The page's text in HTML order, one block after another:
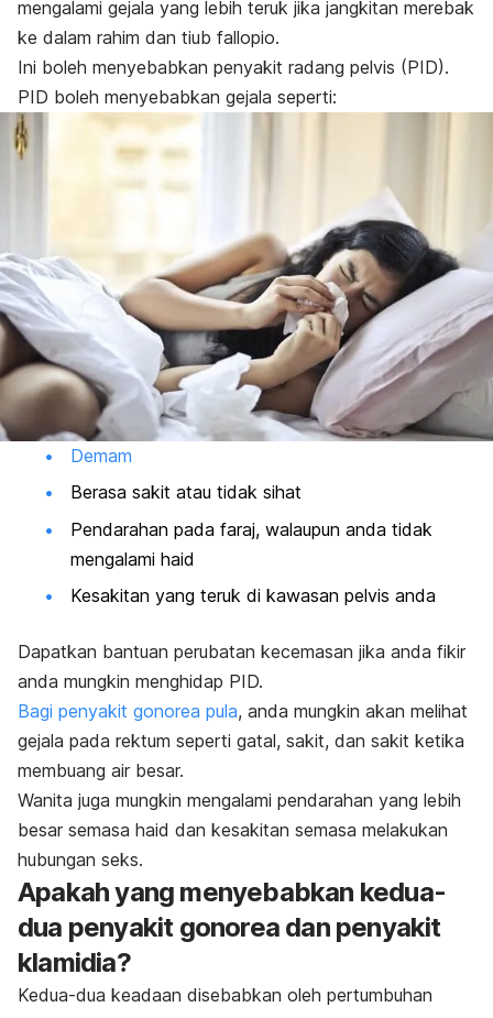
mengalami gejala yang lebih teruk jika jangkitan merebak
ke dalam rahim dan tiub fallopio.
Ini boleh menyebabkan penyakit radang pelvis (PID).
PID boleh menyebabkan gejala seperti:
Demam
Berasa sakit atau tidak sihat
Pendarahan pada faraj, walaupun anda tidak
mengalami haid
Kesakitan yang teruk di kawasan pelvis anda
Dapatkan bantuan perubatan kecemasan jika anda fikir
anda mungkin menghidap PID.
Bagi penyakit gonorea pula, anda mungkin akan melihat
gejala pada rektum seperti gatal, sakit, dan sakit ketika
membuang air besar.
Wanita juga mungkin mengalami pendarahan yang lebih
besar semasa haid dan kesakitan semasa melakukan
hubungan seks.
Apakah yang menyebabkan kedua-
dua penyakit gonorea dan penyakit
klamidia?
Kedua-dua keadaan disebabkan oleh pertumbuhan